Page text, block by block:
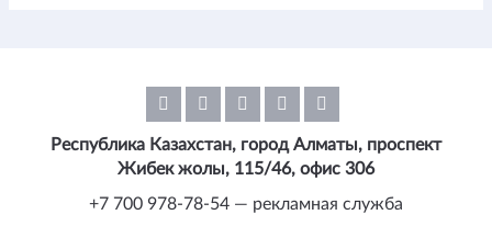
Республика Казахстан, город Алматы, проспект
Жибек жолы, 115/46, офис 306
+7 700 978-78-54 — рекламная служба